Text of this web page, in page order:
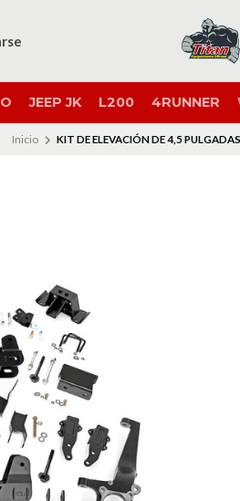
JEEP JK L200 4RUNNER
Inicio KIT DE ELEVACIÓN DE 4,5